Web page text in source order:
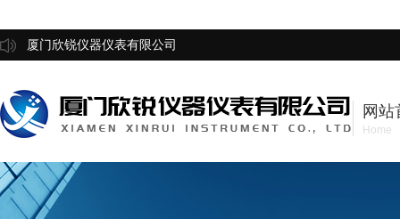
厦门欣锐仪器仪表有限公司
网站
Home